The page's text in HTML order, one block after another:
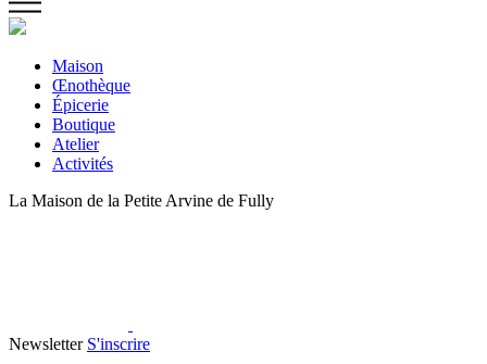
Maison
Œnothèque
Épicerie
Boutique
Atelier
Activités
La Maison de la Petite Arvine de Fully
Newsletter S'inscrire